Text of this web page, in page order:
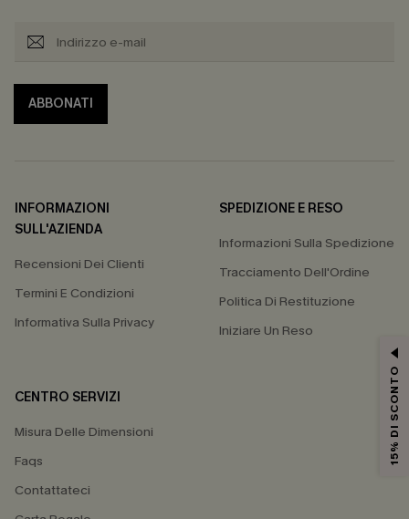
ABBONATI
INFORMAZIONI
SULL'AZIENDA
Recensioni Dei Clienti
Termini E Condizioni
Informativa Sulla Privacy
SPEDIZIONE E RESO
Informazioni Sulla Spedizione
Tracciamento Dell'Ordine
Politica Di Restituzione
Iniziare Un Reso
CENTRO SERVIZI
Misura Delle Dimensioni
Faqs
Contattateci
15% DI SCONTO